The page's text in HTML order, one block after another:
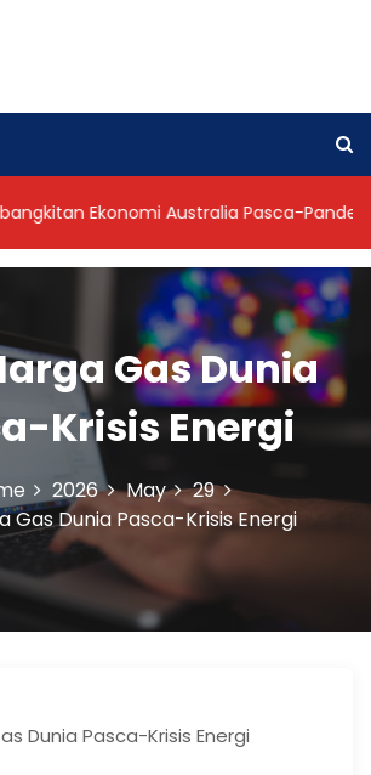
Ekonomi Australia Pasca-Pandemi
Gas Dunia
Krisis Energi
2026 May
29
Gas Dunia Pasca-Krisis Energi
Dunia Pasca-Krisis Energi
i